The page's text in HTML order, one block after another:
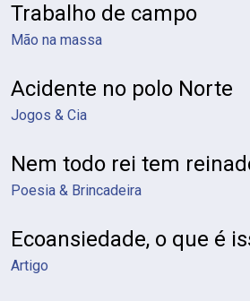
Trabalho de campo
Mão na massa
Acidente no polo Norte
Jogos & Cia
Nem todo rei tem
Poesia & Brincadeira
Ecoansiedade, o que é
Artigo